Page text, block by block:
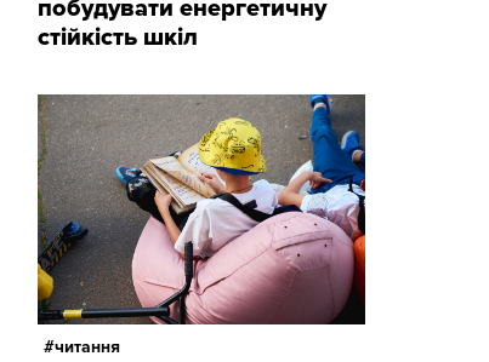
побудувати енергетичну
стійкість шкіл
читання